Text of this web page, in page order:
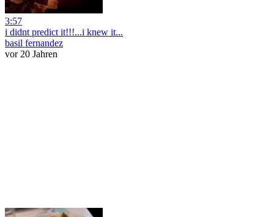
3:57
i didnt predict it!!!...i knew it...
basil fernandez
vor 20 Jahren